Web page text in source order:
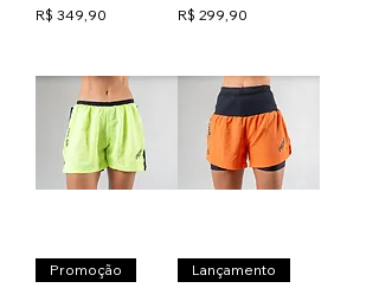
Preço
R$ 349,90
Preço
R$ 299,90
Promoção
Lançamento